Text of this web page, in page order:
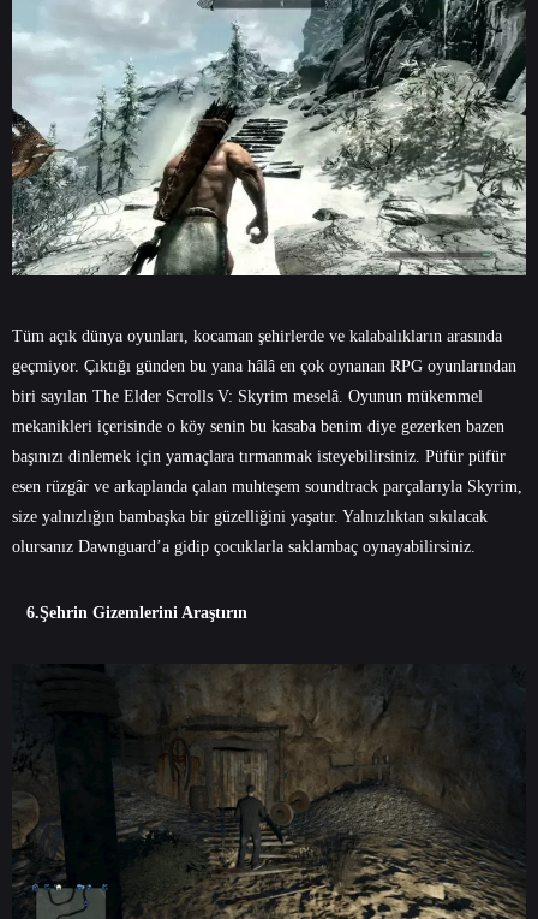
Tüm açık dünya oyunları, kocaman şehirlerde ve kalabalıkların arasında
geçmiyor. Çıktığı günden bu yana hâlâ en çok oynanan RPG oyunlarından
biri sayılan The Elder Scrolls V: Skyrim meselâ. Oyunun mükemmel
mekanikleri içerisinde o köy senin bu kasaba benim diye gezerken bazen
başınızı dinlemek için yamaçlara tırmanmak isteyebilirsiniz. Püfür püfür
esen rüzgâr ve arkaplanda çalan muhteşem soundtrack parçalarıyla Skyrim,
size yalnızlığın bambaşka bir güzelliğini yaşatır. Yalnızlıktan sıkılacak
olursanız Dawnguard’a gidip çocuklarla saklambaç oynayabilirsiniz.
6.Şehrin Gizemlerini Araştırın